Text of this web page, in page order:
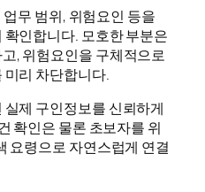
무 범위, 위험요인 등을
인합니다. 모호한 부분은
, 위험요인을 구체적으로
리 차단합니다.
제 구인정보를 신뢰하게
확인은 물론 초보자를 위
요령으로 자연스럽게 연결